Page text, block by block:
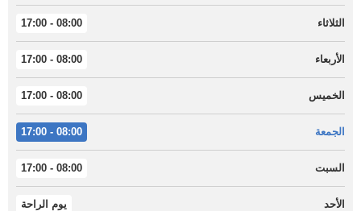
الثلاثاء 08:00 - 17:00
الأربعاء 08:00 - 17:00
الخميس 08:00 - 17:00
الجمعة 08:00 - 17:00
السبت 08:00 - 17:00
الأحد يوم الراحة